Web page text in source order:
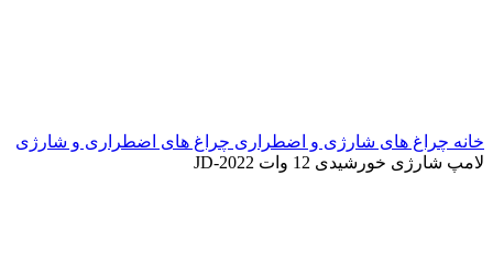
خانه چراغ های شارژی و اضطراری چراغ های اضطراری و شارژی
لامپ شارژی خورشیدی 12 وات JD-2022